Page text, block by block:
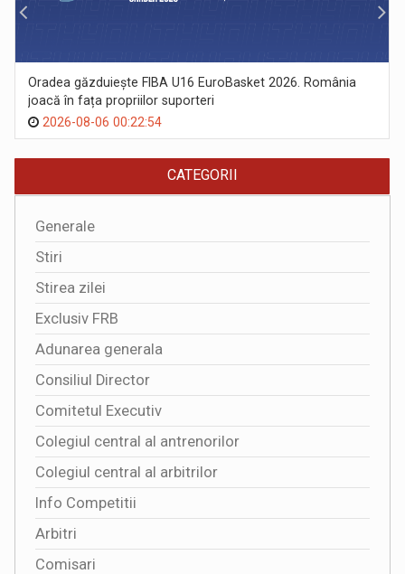
Oradea găzduiește FIBA U16 EuroBasket 2026. România
joacă în fața propriilor suporteri
2026-08-06 00:22:54
CATEGORII
Generale
Stiri
Stirea zilei
Exclusiv FRB
Adunarea generala
Consiliul Director
Comitetul Executiv
Colegiul central al antrenorilor
Colegiul central al arbitrilor
Info Competitii
Arbitri
Comisari